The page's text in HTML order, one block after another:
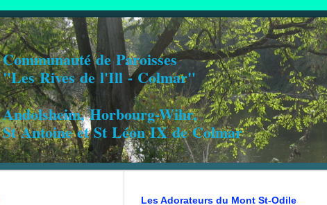
Communauté de Paroisses
"Les Rives de l'Ill - Colmar"
Andolsheim, Horbourg-Wihr,
St Antoine et St Léon IX de Colmar
Les Adorateurs du Mont St-Odile